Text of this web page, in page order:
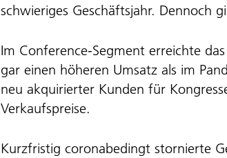
schwieriges Geschäftsjahr. Dennoch
Im Conference-Segment erreichte
gar einen höheren Umsatz als im
neu akquirierter Kunden für
Verkaufspreise.
Kurzfristig coronabedingt stornierte